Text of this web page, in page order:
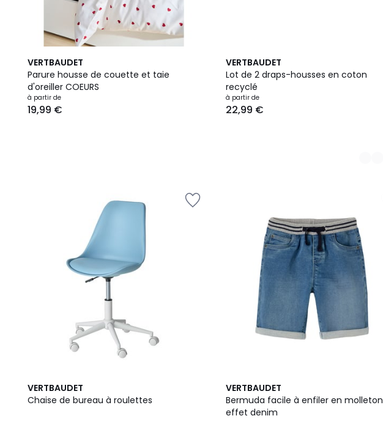
VERTBAUDET
Parure housse de couette et taie
d'oreiller COEURS
Prix
à
à partir de
19,99 €
VERTBAUDET
Lot de 2 draps-housses en coton
recyclé
à partir de
22,99 €
4
Couleurs
VERTBAUDET
Chaise de bureau à roulettes
4
Couleurs
VERTBAUDET
Bermuda facile à enfiler en molleton
effet denim
5
/
5